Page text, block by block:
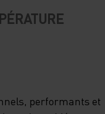
performants et